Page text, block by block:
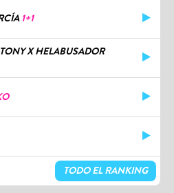
1+1
X HELABUSADOR
TODO EL RANKING